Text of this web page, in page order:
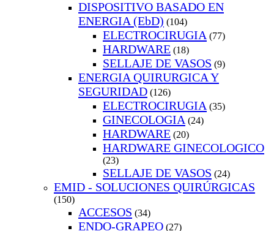
DISPOSITIVO BASADO EN
ENERGIA (EbD) (104)
ELECTROCIRUGIA (77)
HARDWARE (18)
SELLAJE DE VASOS (9)
ENERGIA QUIRURGICA Y
SEGURIDAD (126)
ELECTROCIRUGIA (35)
GINECOLOGIA (24)
HARDWARE (20)
HARDWARE GINECOLOGICO
(23)
SELLAJE DE VASOS (24)
EMID - SOLUCIONES QUIRÚRGICAS
(150)
ACCESOS (34)
ENDO-GRAPEO (27)